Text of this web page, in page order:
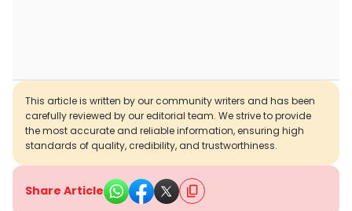
This article is written by our community writers and has been
carefully reviewed by our editorial team. We strive to provide
the most accurate and reliable information, ensuring high
standards of quality, credibility, and trustworthiness.
Share Article